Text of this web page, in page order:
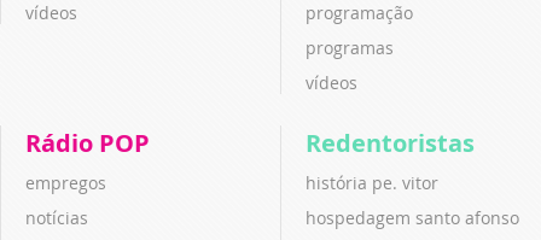
vídeos
programação
programas
vídeos
Rádio POP
empregos
notícias
Redentoristas
história pe. vitor
hospedagem santo afonso